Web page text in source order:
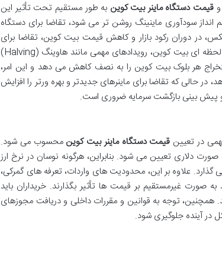
قیمت دستگاه ماینر بیت کوین به طور مستقیم تحت تأثیر این
سودآوری ماینینگ روشن تر می شود، تقاضا برای دستگاه
در دوران رکود بازار و کاهش قیمت بیت کوین، تقاضا برای
ماینرها کاهش می یابد و قیمت آن ها نیز افت می کند. علاوه بر قیمت لحظه ای بیت کوین، رویدادهای مهمی مانند هاوینگ (Halving)
استخراج هر بلوک بیت کوین را به نصف کاهش می دهد و این امر،
حالی که تقاضا برای ماینرهای جدیدتر و بهره ورتر را افزایش
و پیش بینی بازگشت سرمایه ضروری است.
در تعیین قیمت دستگاه ماینر بیت کوین محسوب می شود.
دلاری تعیین می شود. بنابراین، هرگونه نوسان در نرخ ارز
گذارد. علاوه بر این، محدودیت های واردات، تعرفه های گمرکی،
صورت غیرمستقیم بر قیمت ها تأثیر بگذارند. خریداران باید
همچنین، توجه به قوانین و مقررات داخلی و دریافت مجوزهای
در آینده جلوگیری شود.